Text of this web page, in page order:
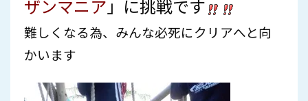
ザンマニア 」に挑戦です
難しくなる為、みんな必死にクリアへと向
かいます